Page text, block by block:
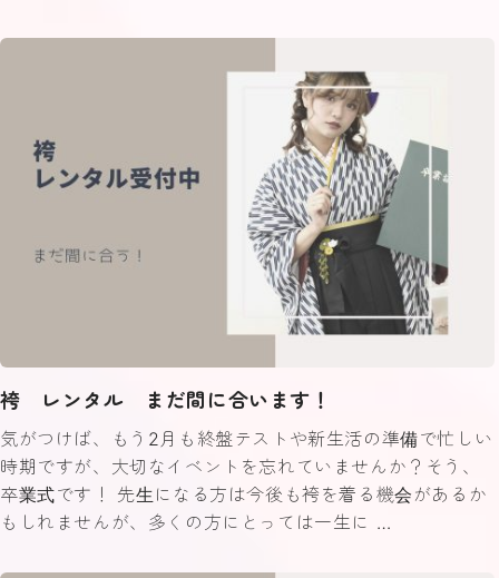
袴 レンタル まだ間に合います！
気がつけば、もう2月も終盤テストや新生活の準備で忙しい
時期ですが、大切なイベントを忘れていませんか？そう、
卒業式です！ 先生になる方は今後も袴を着る機会があるか
もしれませんが、多くの方にとっては一生に …